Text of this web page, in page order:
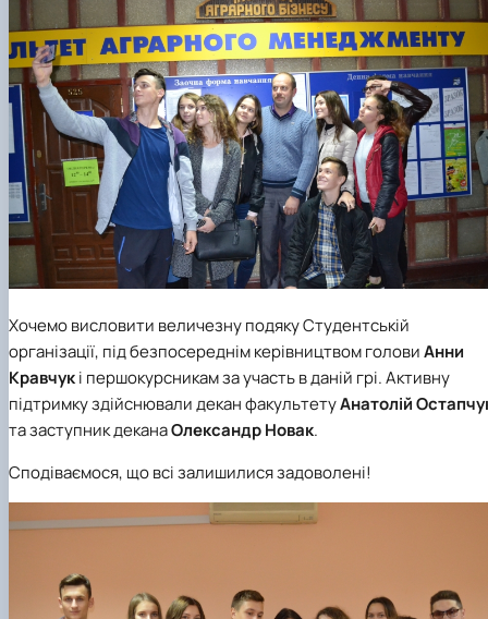
Хочемо висловити величезну подяку Студентській
організації, під безпосереднім керівництвом головиАнни
Кравчукі першокурсникам за участь в даній грі. Активну
підтримку здійснювалидекан факультетуАнатолій
тазаступник деканаОлександрНовак.
Сподіваємося, що всі залишилися задоволені!